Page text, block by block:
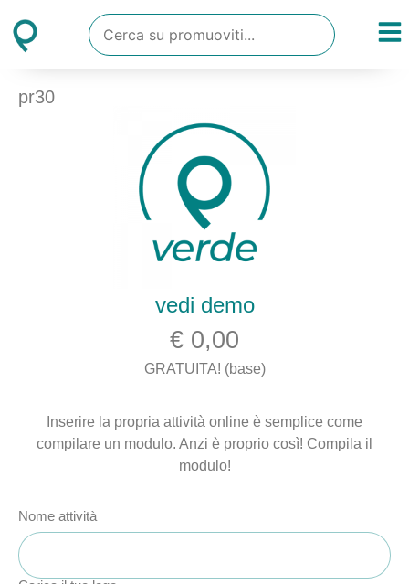
pr30
vedi demo
€ 0,00
GRATUITA! (base)
Inserire la propria attività online è semplice come
compilare un modulo. Anzi è proprio così! Compila il
modulo!
Nome attività